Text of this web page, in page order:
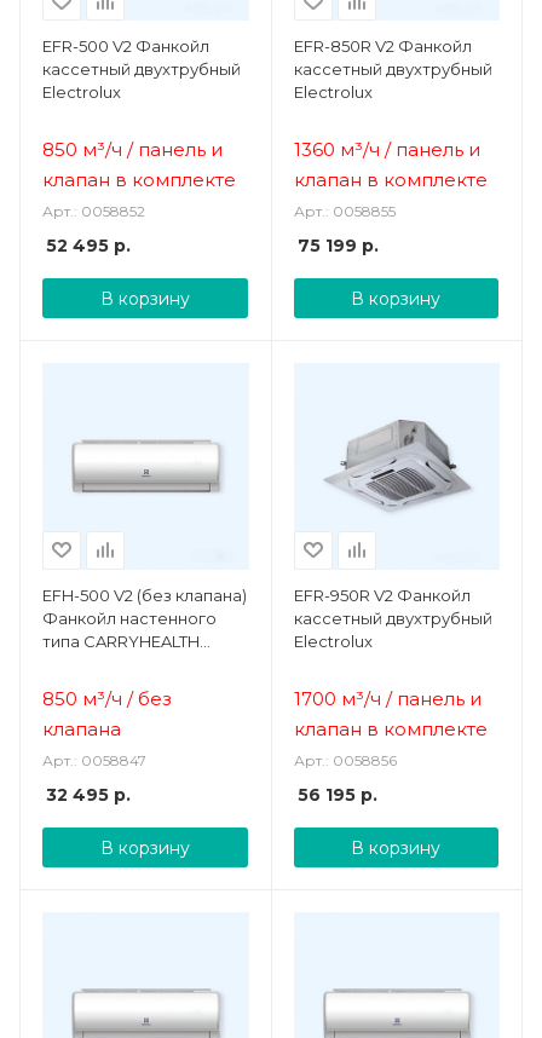
EFR-500 V2 Фанкойл
кассетный двухтрубный
Electrolux
850 м³/ч / панель и
клапан в комплекте
Арт.: 0058852
52 495 р.
В корзину
EFR-850R V2 Фанкойл
кассетный двухтрубный
Electrolux
1360 м³/ч / панель и
клапан в комплекте
Арт.: 0058855
75 199 р.
В корзину
EFH-500 V2 (без клапана)
Фанкойл настенного
типа CARRYHEALTH
850 м³/ч / без
клапана
Арт.: 0058847
32 495 р.
В корзину
EFR-950R V2 Фанкойл
кассетный двухтрубный
Electrolux
1700 м³/ч / панель и
клапан в комплекте
Арт.: 0058856
56 195р.
В корзину